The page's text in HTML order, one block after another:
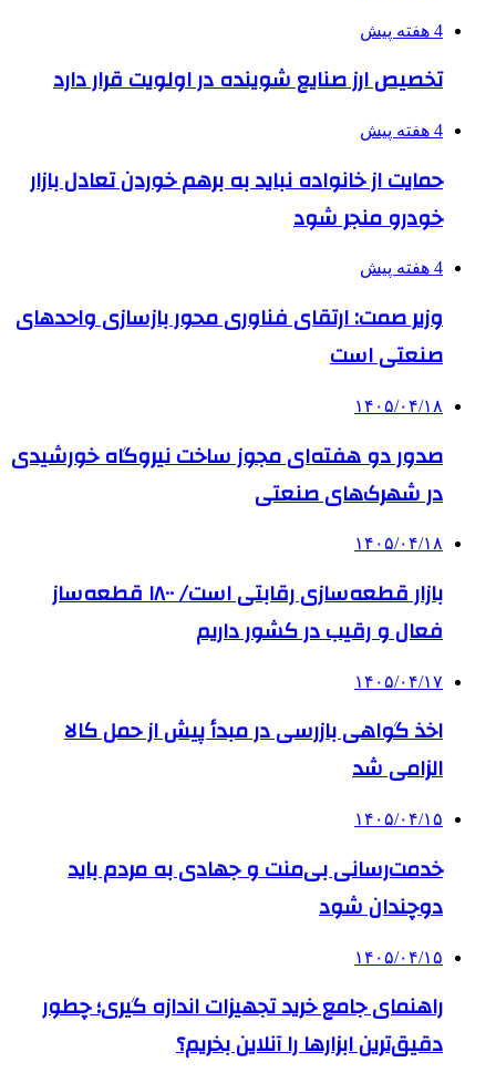
4 هفته پیش
تخصیص ارز صنایع شوینده در اولویت قرار دارد
4 هفته پیش
حمایت از خانواده نباید به برهم خوردن تعادل بازار
خودرو منجر شود
4 هفته پیش
وزیر صمت: ارتقای فناوری محور بازسازی واحدهای
صنعتی است
۱۴۰۵/۰۴/۱۸
صدور دو هفته‌ای مجوز ساخت نیروگاه خورشیدی
در شهرک‌های صنعتی
۱۴۰۵/۰۴/۱۸
بازار قطعه‌سازی رقابتی است/ ۱۸۰۰ قطعه‌ساز
فعال و رقیب در کشور داریم
۱۴۰۵/۰۴/۱۷
اخذ گواهی بازرسی در مبدأ پیش از حمل کالا
الزامی شد
۱۴۰۵/۰۴/۱۵
خدمت‌رسانی بی‌منت و جهادی به مردم باید
دوچندان شود
۱۴۰۵/۰۴/۱۵
راهنمای جامع خرید تجهیزات اندازه گیری؛ چطور
دقیق‌ترین ابزارها را آنلاین بخریم؟